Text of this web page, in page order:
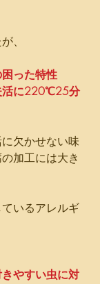
、
った特性
活に220℃25分
欠かせない味
加工には大き
いるアレルギ
やすい虫に対